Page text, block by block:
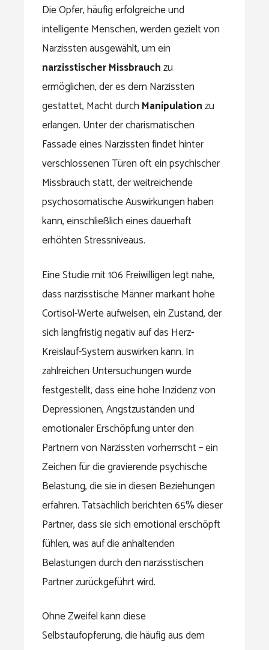
Die Opfer, häufig erfolgreiche und
intelligente Menschen, werden gezielt von
Narzissten ausgewählt, um ein
narzisstischer Missbrauchzu
ermöglichen, der es dem Narzissten
gestattet, Macht durch Manipulationzu
erlangen. Unter der charismatischen
Fassade eines Narzissten findet hinter
verschlossenen Türen oft ein psychischer
Missbrauch statt, der weitreichende
psychosomatische Auswirkungen haben
kann, einschließlich eines dauerhaft
erhöhten Stressniveaus.
Eine Studie mit 106 Freiwilligen legt nahe,
dass narzisstische Männer markant hohe
Cortisol-Werte aufweisen, ein Zustand, der
sich langfristig negativ auf das Herz-
Kreislauf-System auswirken kann. In
zahlreichen Untersuchungen wurde
festgestellt, dass eine hohe Inzidenz von
Depressionen, Angstzuständen und
emotionaler Erschöpfung unter den
Partnern von Narzissten vorherrscht – ein
Zeichen für die gravierende psychische
Belastung, die sie in diesen Beziehungen
erfahren. Tatsächlich berichten 65% dieser
Partner, dass sie sich emotional erschöpft
fühlen, was auf die anhaltenden
Belastungen durch den narzisstischen
Partner zurückgeführt wird.
Ohne Zweifel kann diese
Selbstaufopferung, die häufig aus dem